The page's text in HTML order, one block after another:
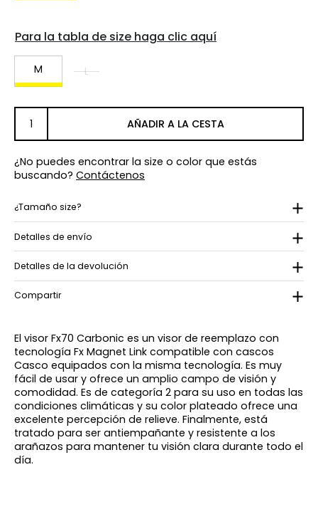
Para la tabla de size haga clic aquí
M L
AÑADIR A LA CESTA
¿No puedes encontrar la size o color que estás
buscando? Contáctenos
¿Tamaño size?
Detalles de envío
Detalles de la devolución
Compartir
El visor Fx70 Carbonic es un visor de reemplazo con
tecnología Fx Magnet Link compatible con cascos
Casco equipados con la misma tecnología. Es muy
fácil de usar y ofrece un amplio campo de visión y
comodidad. Es de categoría 2 para su uso en todas las
condiciones climáticas y su color plateado ofrece una
excelente percepción de relieve. Finalmente, está
tratado para ser antiempañante y resistente a los
arañazos para mantener tu visión clara durante todo el
día.